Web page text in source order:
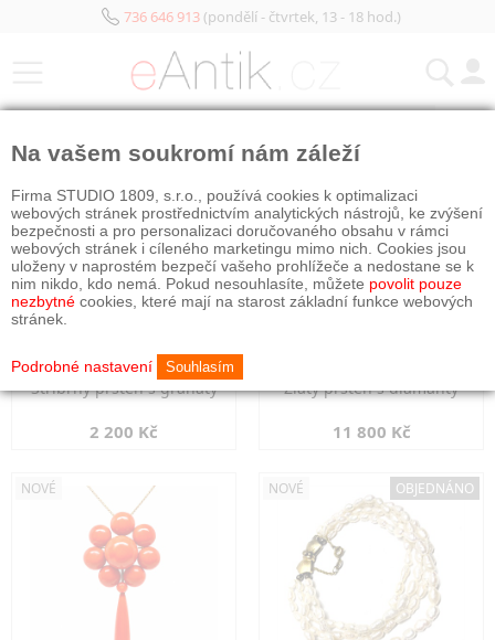
736 646 913(pondělí - čtvrtek, 13 - 18 hod.)
Stříbrný prsten s granáty
2 200 Kč
Zlatý prsten s diamanty
11 800 Kč
NOVÉ NOVÉ OBJEDNÁNO
Na vašem soukromí nám záleží
Firma STUDIO 1809, s.r.o., používá cookies k optimalizaci
webových stránek prostřednictvím analytických nástrojů, ke zvýšení
bezpečnosti a pro personalizaci doručovaného obsahu v rámci
webových stránek i cíleného marketingu mimo nich. Cookies jsou
uloženy v naprostém bezpečí vašeho prohlížeče a nedostane se k
nim nikdo, kdo nemá. Pokud nesouhlasíte, můžete povolit pouze
nezbytné cookies, které mají na starost základní funkce webových
stránek.
Podrobné nastavení Souhlasím